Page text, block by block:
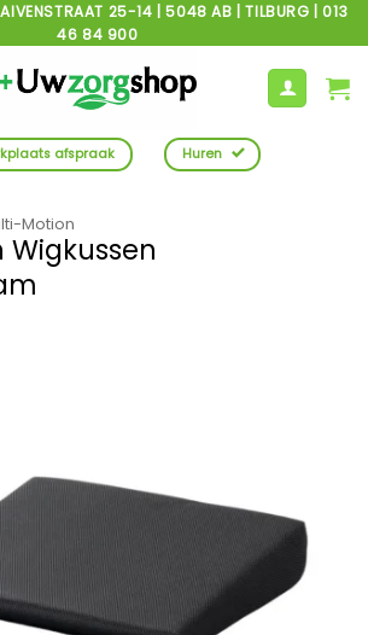
25-14 | 5048 AB | TILBURG | 013
46 84 900
afspraak Huren
Motion